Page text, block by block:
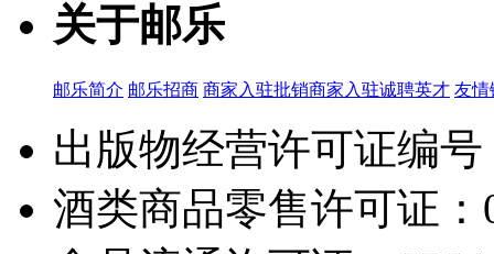
关于邮乐
邮乐简介 邮乐招商 商家入驻批销商家入驻诚聘英才 友情
出版物经营许可证编
酒类商品零售许可证：